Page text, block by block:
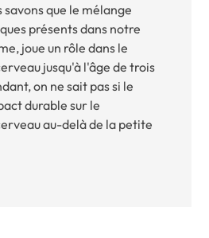
savons que le mélange
présents dans notre
joue un rôle dans le
jusqu'à l'âge de trois
on ne sait pas si le
durable sur le
au-delà de la petite